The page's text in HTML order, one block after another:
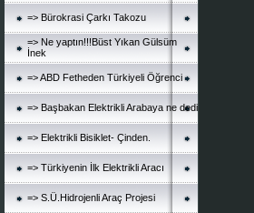
=> Bürokrasi Çarkı Takozu
=> Ne yaptın!!!Büst Yıkan Gülsüm
İnek
=> ABD Fetheden Türkiyeli Öğrenci
=> Başbakan Elektrikli Arabaya ne dedi
=> Elektrikli Bisiklet- Çinden.
=> Türkiyenin İlk Elektrikli Aracı
=> S.Ü.Hidrojenli Araç Projesi